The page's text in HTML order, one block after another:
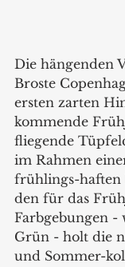
Die hängenden
Broste
ersten zarten
kommende
fliegende
im Rahmen
frühlings-haften
den für das
Farbgebungen -
Grün - holt die
und Sommer-